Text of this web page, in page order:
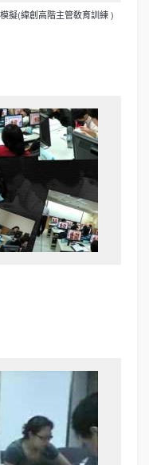
擬(緯創高階主管敎育訓練 )